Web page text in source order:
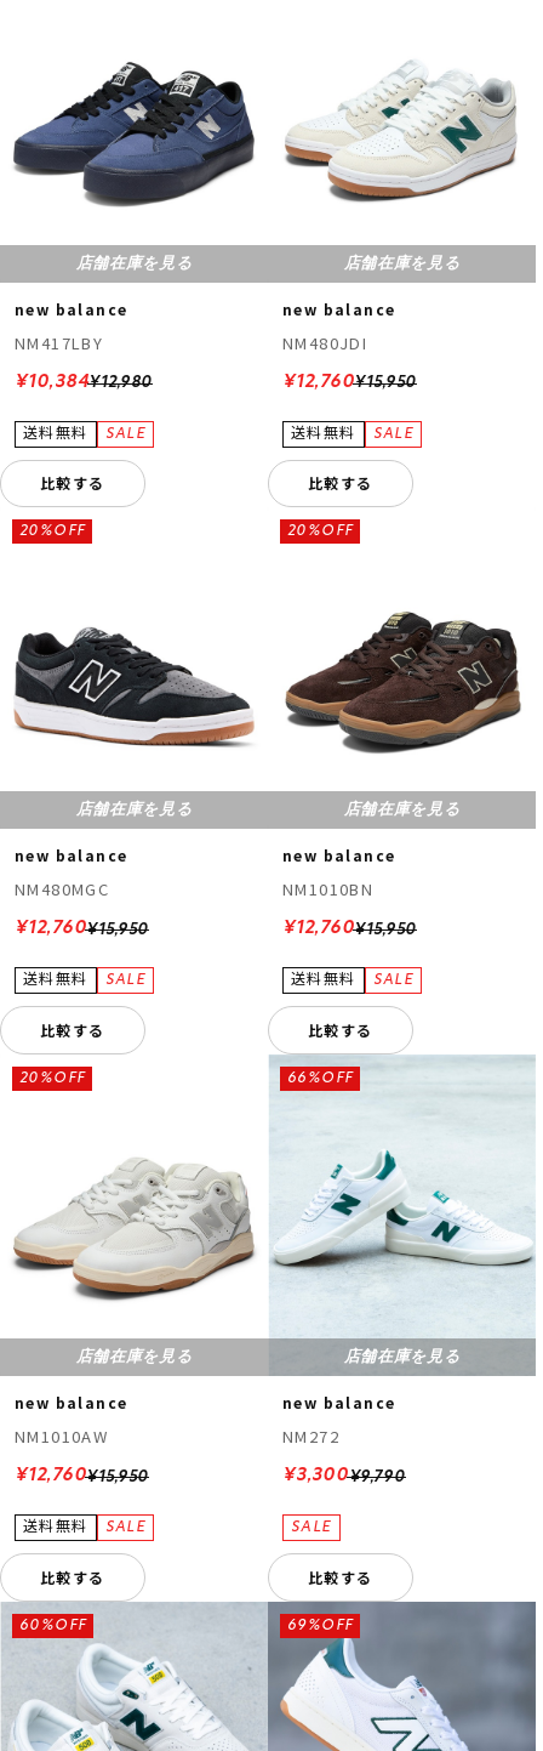
店舗在庫を見る
new balance
NM417LBY
¥12,980
¥10,384
比較する
店舗在庫を見る
new balance
NM480JDI
¥15,950
¥12,760
比較する
店舗在庫を見る
new balance
NM480MGC
¥15,950
20%OFF
¥12,760
比較する
店舗在庫を見る
new balance
NM1010BN
¥15,950
20%OFF
¥12,760
比較する
店舗在庫を見る
new balance
NM1010AW
¥15,950
20%OFF
¥12,760
比較する
店舗在庫を見る
new balance
NM272
¥9,790
66%OFF
¥3,300
比較する
60%OFF 69%OFF